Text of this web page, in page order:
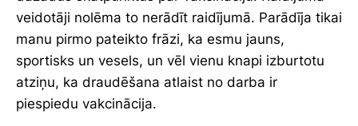
veidotāji nolēma to nerādīt raidījumā. Parādīja tikai
manu pirmo pateikto frāzi, ka esmu jauns,
sportisks un vesels, un vēl vienu knapi izburtotu
atziņu, ka draudēšana atlaist no darba ir
piespiedu vakcinācija.